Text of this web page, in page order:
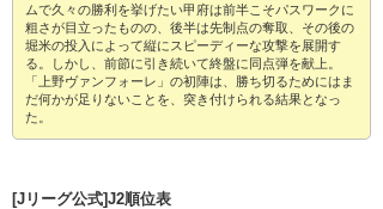
ムで久々の勝利を挙げたい甲府は前半こそパスワークに
粗さが目立ったものの、後半は先制点の奪取、その後の
堀米の投入によって縦にスピーディーな攻撃を展開す
る。しかし、前節に引き続いて終盤に同点弾を献上。
「上野ヴァンフォーレ」の初陣は、勝ち切るためにはま
だ何かが足りないことを、突き付けられる結果となっ
た。
[Jリーグ公式]J2順位表